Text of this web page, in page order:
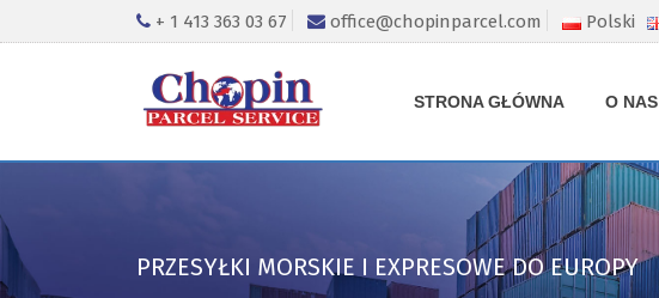
+ 1 413 363 03 67 office@chopinparcel.com Polski
STRONA GŁÓWNA O NAS
PRZESYŁKI MORSKIE I EXPRESOWE DO EUROPY